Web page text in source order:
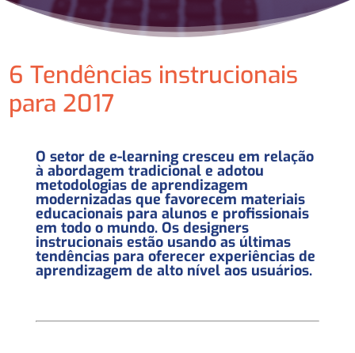
6 Tendências instrucionais
para 2017
O setor de e-learning cresceu em relação
à abordagem tradicional e adotou
metodologias de aprendizagem
modernizadas que favorecem materiais
educacionais para alunos e profissionais
em todo o mundo. Os designers
instrucionais estão usando as últimas
tendências para oferecer experiências de
aprendizagem de alto nível aos usuários.